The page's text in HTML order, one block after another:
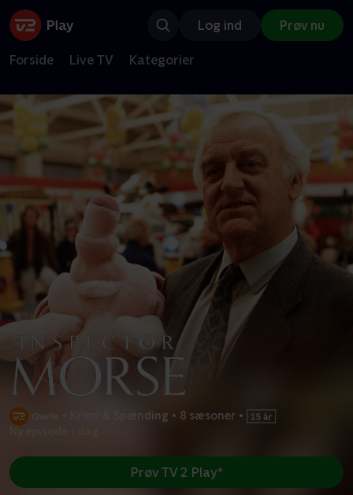
Log ind Prøv nu
Forside Live TV Kategorier
Krimi & Spænding • 8 sæsoner •
Prøv TV 2 Play*